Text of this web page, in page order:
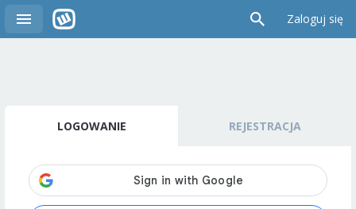
Zaloguj się
LOGOWANIE REJESTRACJA